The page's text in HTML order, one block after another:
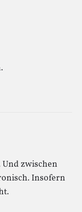
zwischen
Insofern